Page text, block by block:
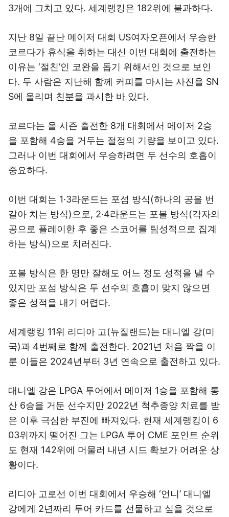
3개에 그치고 있다. 세계랭킹은 182위에 불과하다.
지난 8일 끝난 메이저 대회 US여자오픈에서 우승한
코르다가 휴식을 취하는 대신 이번 대회에 출전하는
이유는 ‘절친’인 코완을 돕기 위해서인 것으로 보인
다. 두 사람은 지난해 함께 커피를 마시는 사진을 SN
S에 올리며 친분을 과시한 바 있다.
코르다는 올 시즌 출전한 8개 대회에서 메이저 2승
을 포함해 4승을 거두는 절정의 기량을 보이고 있다.
그러나 이번 대회에서 우승하려면 두 선수의 호흡이
중요하다.
이번 대회는 1·3라운드는 포섬 방식(하나의 공을 번
갈아 치는 방식)으로, 2·4라운드는 포볼 방식(각자의
공으로 플레이한 후 좋은 스코어를 팀성적으로 집계
하는 방식)으로 치러진다.
포볼 방식은 한 명만 잘해도 어느 정도 성적을 낼 수
있지만 포섬 방식은 두 선수의 호흡이 맞지 않으면
좋은 성적을 내기 어렵다.
세계랭킹 11위 리디아 고(뉴질랜드)는 대니엘 강(미
국)과 4번째로 함께 출전한다. 2021년 처음 짝을 이
룬 이들은 2024년부터 3년 연속으로 출전하고 있다.
대니엘 강은 LPGA 투어에서 메이저 1승을 포함해 통
산 6승을 거둔 선수지만 2022년 척추종양 치료를 받
은 이후 극심한 부진에 빠져있다. 현재 세계랭킹이 6
03위까지 떨어진 그는 LPGA 투어 CME 포인트 순위
도 현재 142위에 머물러 내년 시드 확보가 어려운 상
황이다.
리디아 고로선 이번 대회에서 우승해 ‘언니’ 대니엘
강에게 2년짜리 투어 카드를 선물하고 싶을 것으로